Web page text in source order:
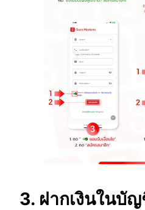
3. ฝากเงินในบั